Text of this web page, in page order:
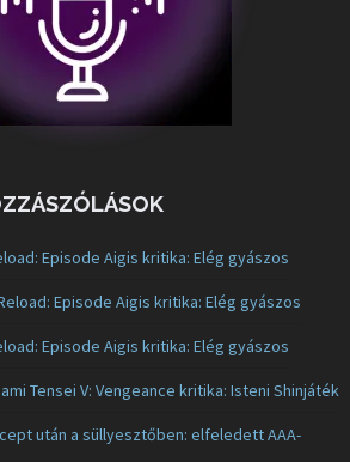
Episode Aigis kritika: Elég gyászos
Episode Aigis kritika: Elég gyászos
Episode Aigis kritika: Elég gyászos
Tensei V: Vengeance kritika: Isteni Shinjáték
után a süllyesztőben: elfeledett AAA-